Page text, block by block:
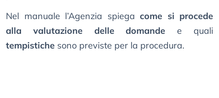
Nel manuale l’Agenzia spiega come si procede
alla valutazione delle domande e quali
tempistiche sono previste per la procedura.